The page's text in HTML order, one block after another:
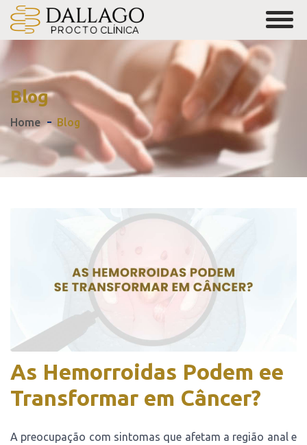
Blog
Home Blog
As Hemorroidas Podem ee
Transformar em Câncer?
A preocupação com sintomas que afetam a região anal e